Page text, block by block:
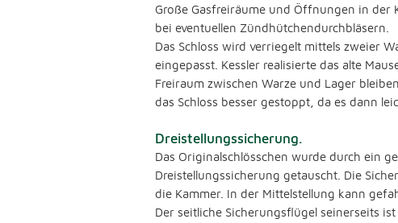
Große Gasfreiräume und Öffnungen in der
bei eventuellen Zündhütchendurchbläsern.
Das Schloss wird verriegelt mittels zweier
eingepasst. Kessler realisierte das alte
Freiraum zwischen Warze und Lager
das Schloss besser gestoppt, da es dann
Dreistellungssicherung.
Das Originalschlösschen wurde durch ein
Dreistellungssicherung getauscht. Die
die Kammer. In der Mittelstellung kann
Der seitliche Sicherungsflügel seinerseits